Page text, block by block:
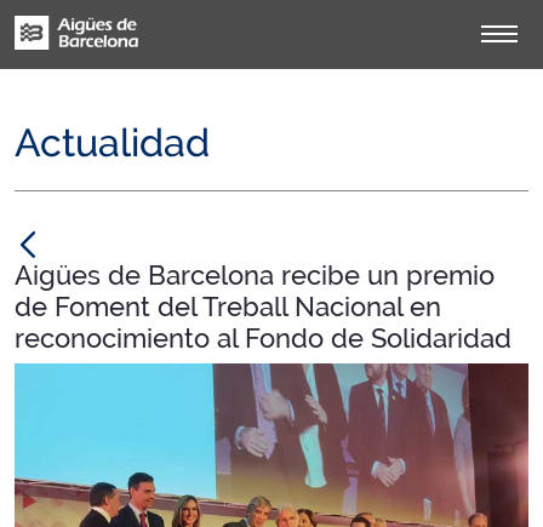
Actualidad
Aigües de Barcelona recibe un premio
de Foment del Treball Nacional en
reconocimiento al Fondo de Solidaridad